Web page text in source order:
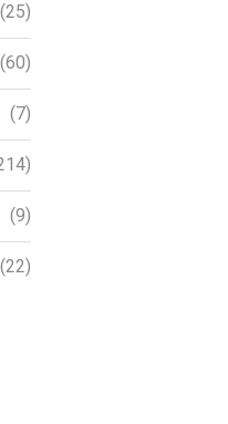
(25)
(60)
(7)
(9)
(22)